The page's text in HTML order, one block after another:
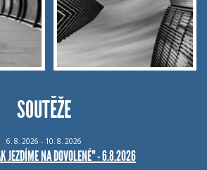
SOUTĚŽE
6. 8. 2026 - 10. 8. 2026
JEZDÍME NA DOVOLENÉ" - 6.8.2026